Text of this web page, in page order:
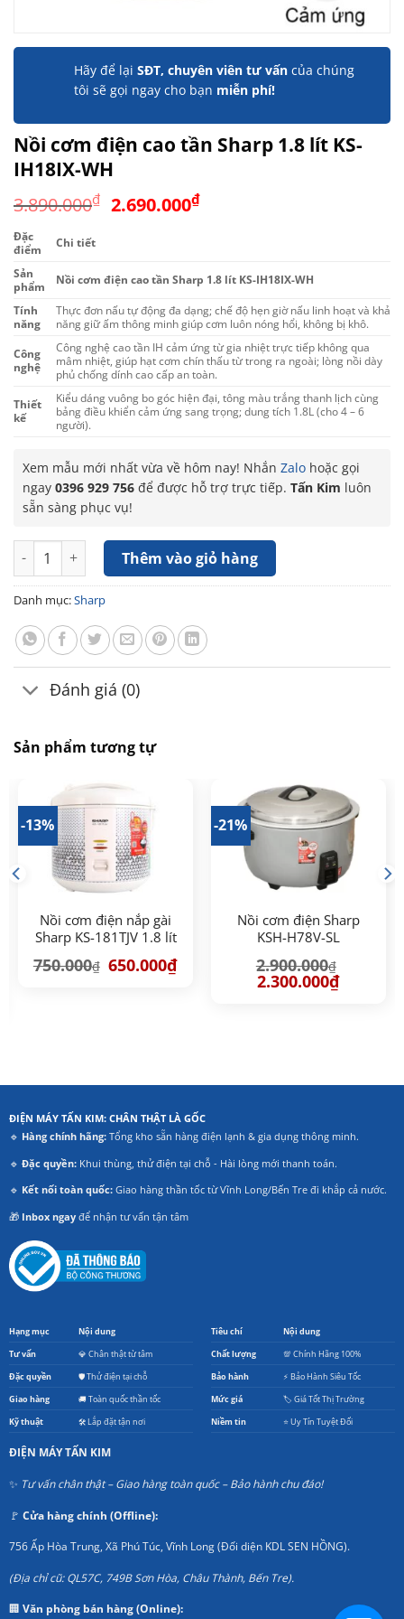
Hãy để lại SĐT, chuyên viên tư vấn của chúng
tôi sẽ gọi ngay cho bạn miễn phí!
Nồi cơm điện cao tần Sharp 1.8 lít KS-
IH18IX-WH
3.890.000₫ Giá
3.890.000₫.
2.690.000₫Giá
2.690.000₫.
Đặc
điểm
Chi tiết
Sản
phẩm
Nồi cơm điện cao tần Sharp 1.8 lít KS-IH18IX-WH
Tính
năng
Thực đơn nấu tự động đa dạng; chế độ hẹn giờ nấu linh hoạt và khả
năng giữ ấm thông minh giúp cơm luôn nóng hổi, không bị khô.
Công
nghệ
Công nghệ cao tần IH cảm ứng từ gia nhiệt trực tiếp không qua
mâm nhiệt, giúp hạt cơm chín thấu từ trong ra ngoài; lòng nồi dày
phủ chống dính cao cấp an toàn.
Thiết
kế
Kiểu dáng vuông bo góc hiện đại, tông màu trắng thanh lịch cùng
bảng điều khiển cảm ứng sang trọng; dung tích 1.8L (cho 4 – 6
người).
Xem mẫu mới nhất vừa về hôm nay! Nhắn Zalo hoặc gọi
ngay 0396 929 756 để được hỗ trợ trực tiếp. Tấn Kim luôn
sẵn sàng phục vụ!
Nồi cơm điện cao tần Sharp 1.8 lít KS-IH18IX-WH số lượng
Thêm vào giỏ hàng
Danh mục:Sharp
Đánh giá (0)
Sản phẩm tương tự
-13%
Nồi cơm điện nắp gài
Sharp KS-181TJV 1.8 lít
750.000₫ Giá
gốc
650.000₫Giá
-21%
Nồi cơm điện Sharp
KSH-H78V-SL
2.900.000₫
Giá
gốc
2.300.000₫Giá
ĐIỆN MÁY TẤN KIM: CHÂN THẬT LÀ GỐC
🔹 Hàng chính hãng:Tổng kho sẵn hàng điện lạnh & gia dụng thông minh.
🔹 Đặc quyền:Khui thùng, thử điện tại chỗ - Hài lòng mới thanh toán.
🔹 Kết nối toàn quốc:Giao hàng thần tốc từ Vĩnh Long/Bến Tre đi khắp cả nước.
🎁 Inbox ngayđể nhận tư vấn tận tâm
Hạng mục Nội dung
Tư vấn 💎 Chân thật từ tâm
Đặc quyền 🛡️ Thử điện tại chỗ
Giao hàng 🚚 Toàn quốc thần tốc
Kỹ thuật 🛠️ Lắp đặt tận nơi
Tiêu chí Nội dung
Chất lượng 💯 Chính Hãng 100%
Bảo hành ⚡ Bảo Hành Siêu Tốc
Mức giá 🏷️ Giá Tốt Thị Trường
Niềm tin ⭐ Uy Tín Tuyệt Đối
ĐIỆN MÁY TẤN KIM
✨ Tư vấn chân thật – Giao hàng toàn quốc – Bảo hành chu đáo!
🚩 Cửa hàng chính (Offline):
756 Ấp Hòa Trung, Xã Phú Túc, Vĩnh Long (Đối diện KDL SEN HỒNG).
(Địa chỉ cũ: QL57C, 749B Sơn Hòa, Châu Thành, Bến Tre).
🏢 Văn phòng bán hàng (Online):